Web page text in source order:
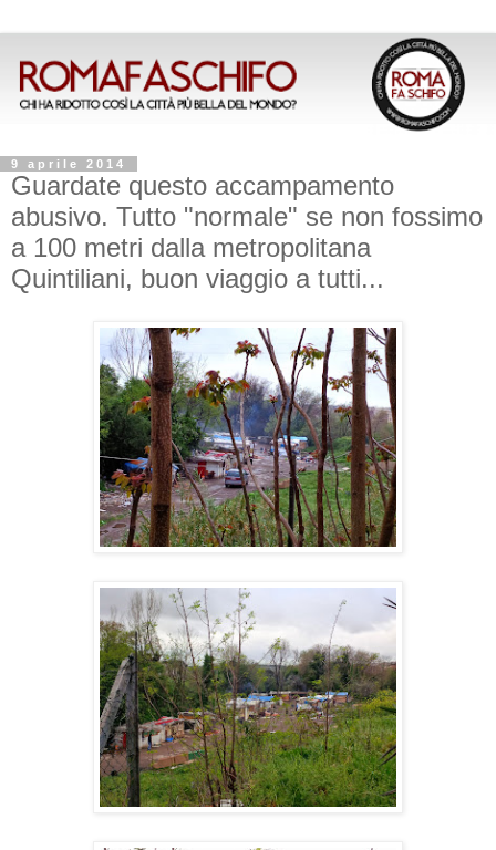
9 aprile 2014
Guardate questo accampamento
abusivo. Tutto "normale" se non fossimo
a 100 metri dalla metropolitana
Quintiliani, buon viaggio a tutti...